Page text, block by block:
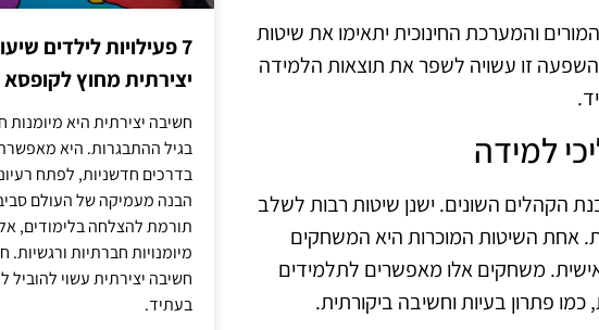
והמערכת החינוכית יתאימו את שיטות
זו עשויה לשפר את תוצאות הלמידה
למידה
הקהלים השונים. ישנן שיטות רבות לשלב
אחת השיטות המוכרות היא המשחקים
אישית. משחקים אלו מאפשרים לתלמידים
פתרון בעיות וחשיבה ביקורתית.
7 פעילויות לילדים
יצירתית מחוץ לקופסא
חשיבה יצירתית היא מיומנות
בגיל ההתבגרות. היא
בדרכים חדשניות, לפתח
הבנה מעמיקה של העולם
תורמת להצלחה בלימודים,
מיומנויות חברתיות
חשיבה יצירתית עשוי להוביל
בעתיד.